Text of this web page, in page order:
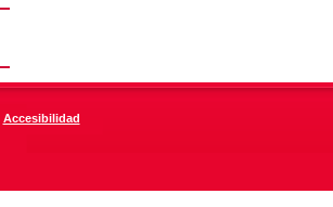
Accesibilidad